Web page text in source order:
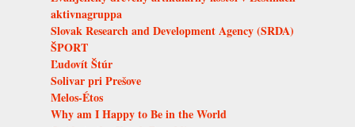
aktivnagruppa
Slovak Research and Development Agency (SRDA)
ŠPORT
Ľudovít Štúr
Solivar pri Prešove
Melos-Étos
Why am I Happy to Be in the World